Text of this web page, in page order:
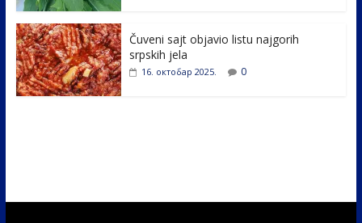
Čuveni sajt objavio listu najgorih
srpskih jela
16. октобар 2025. 0